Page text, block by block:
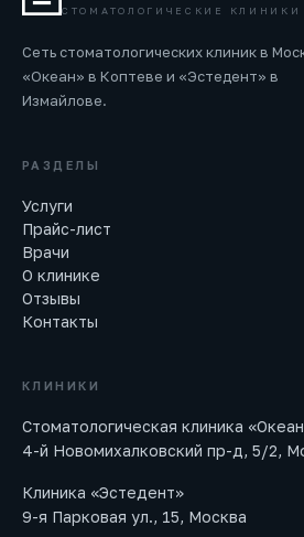
СТОМАТОЛОГИЧЕСКИЕ КЛИНИКИ
Сеть стоматологических клиник в
«Океан» в Коптеве и «Эстедент» в
Измайлове.
РАЗДЕЛЫ
Услуги
Прайс-лист
Врачи
О клинике
Отзывы
Контакты
КЛИНИКИ
Стоматологическая клиника
4-й Новомихалковский пр-д, 5/2,
Клиника «Эстедент»
9-я Парковая ул., 15, Москва